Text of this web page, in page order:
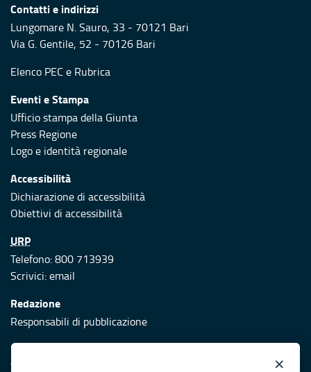
Contatti e indirizzi
Lungomare N. Sauro, 33 - 70121 Bari
Via G. Gentile, 52 - 70126 Bari
Elenco PEC e Rubrica
Eventi e Stampa
Ufficio stampa della Giunta
Press Regione
Logo e identità regionale
Accessibilità
Dichiarazione di accessibilità
Obiettivi di accessibilità
URP
Telefono: 800 713939
Scrivici:email
Redazione
Responsabili di pubblicazione
Protezione civile
Vai al sito di Protezione Civile Puglia ×